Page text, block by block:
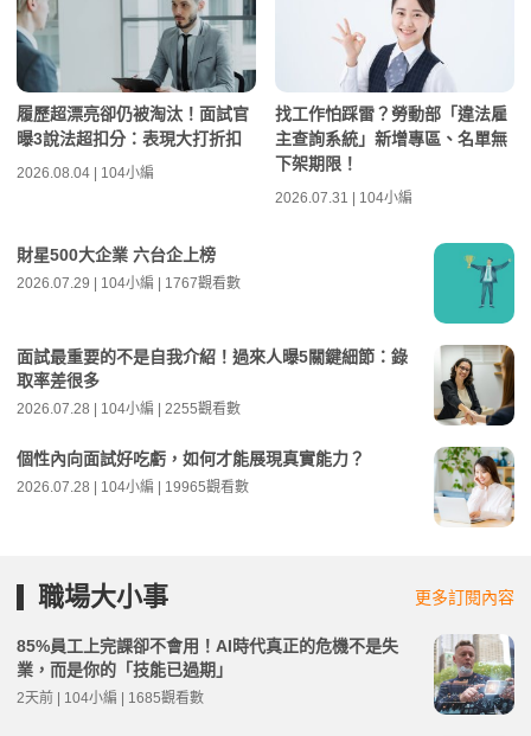
履歷超漂亮卻仍被淘汰！面試官
曝3說法超扣分：表現大打折扣
2026.08.04 | 104小編
找工作怕踩雷？勞動部「違法雇
主查詢系統」新增專區、名單無
下架期限！
2026.07.31 | 104小編
財星500大企業 六台企上榜
2026.07.29 | 104小編 | 1767觀看數
面試最重要的不是自我介紹！過來人曝5關鍵細節：錄
取率差很多
2026.07.28 | 104小編 | 2255觀看數
個性內向面試好吃虧，如何才能展現真實能力？
2026.07.28 | 104小編 | 19965觀看數
職場大小事 更多訂閱內容
85%員工上完課卻不會用！AI時代真正的危機不是失
業，而是你的「技能已過期」
2天前 | 104小編 | 1685觀看數